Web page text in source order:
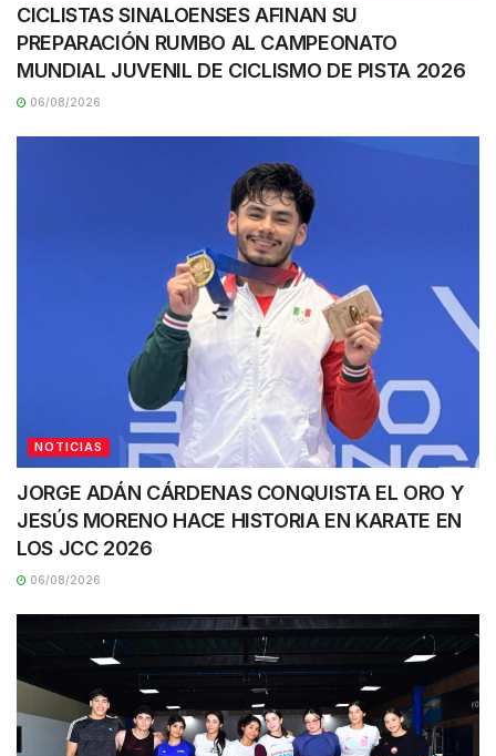
CICLISTAS SINALOENSES AFINAN SU
PREPARACIÓN RUMBO AL CAMPEONATO
MUNDIAL JUVENIL DE CICLISMO DE PISTA 2026
06/08/2026
NOTICIAS
JORGE ADÁN CÁRDENAS CONQUISTA EL ORO Y
JESÚS MORENO HACE HISTORIA EN KARATE EN
LOS JCC 2026
06/08/2026